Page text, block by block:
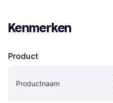
Kenmerken
Product
Productnaam